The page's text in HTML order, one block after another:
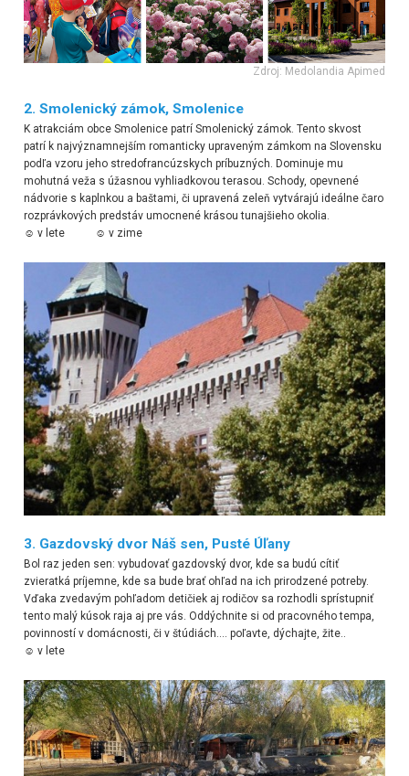
Zdroj: Medolandia Apimed
2. Smolenický zámok, Smolenice
K atrakciám obce Smolenice patrí Smolenický zámok. Tento skvost
patrí k najvýznamnejším romanticky upraveným zámkom na Slovensku
podľa vzoru jeho stredofrancúzskych príbuzných. Dominuje mu
mohutná veža s úžasnou vyhliadkovou terasou. Schody, opevnené
nádvorie s kaplnkou a baštami, či upravená zeleň vytvárajú ideálne čaro
rozprávkových predstáv umocnené krásou tunajšieho okolia.
☺ v lete ☺ v zime
3. Gazdovský dvor Náš sen, Pusté Úľany
Bol raz jeden sen: vybudovať gazdovský dvor, kde sa budú cítiť
zvieratká príjemne, kde sa bude brať ohľad na ich prirodzené potreby.
Vďaka zvedavým pohľadom detičiek aj rodičov sa rozhodli sprístupniť
tento malý kúsok raja aj pre vás. Oddýchnite si od pracovného tempa,
povinností v domácnosti, či v štúdiách.... poľavte, dýchajte, žite..
☺ v lete